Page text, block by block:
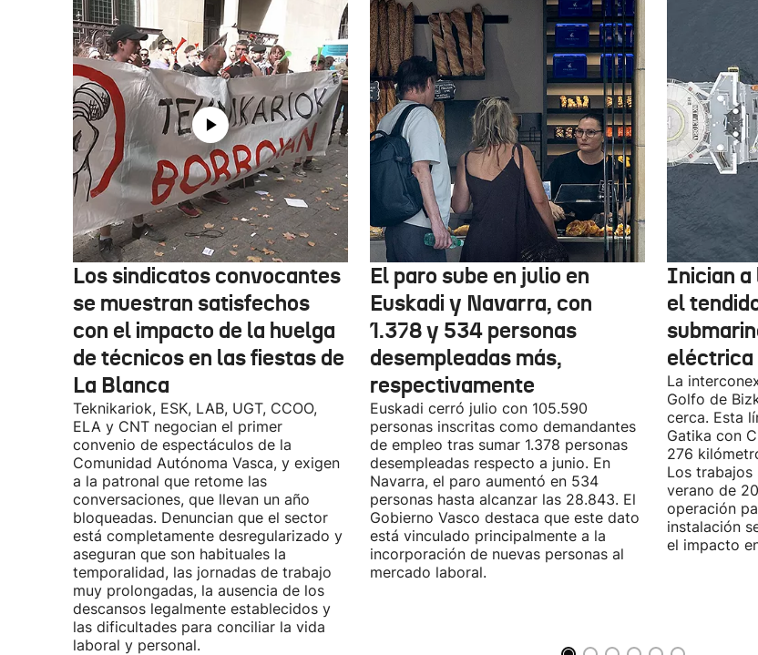
Los sindicatos convocantes
se muestran satisfechos
con el impacto de la huelga
de técnicos en las fiestas de
La Blanca
Teknikariok, ESK, LAB, UGT, CCOO,
ELA y CNT negocian el primer
convenio de espectáculos de la
Comunidad Autónoma Vasca, y exigen
a la patronal que retome las
conversaciones, que llevan un año
bloqueadas. Denuncian que el sector
está completamente desregularizado y
aseguran que son habituales la
temporalidad, las jornadas de trabajo
muy prolongadas, la ausencia de los
descansos legalmente establecidos y
las dificultades para conciliar la vida
laboral y personal.
El paro sube en julio en
Euskadi y Navarra, con
1.378 y 534 personas
desempleadas más,
respectivamente
Euskadi cerró julio con 105.590
personas inscritas como demandantes
de empleo tras sumar 1.378 personas
desempleadas respecto a junio. En
Navarra, el paro aumentó en 534
personas hasta alcanzar las 28.843. El
Gobierno Vasco destaca que este dato
está vinculado principalmente a la
incorporación de nuevas personas al
mercado laboral.
Inician a
el
eléctrica
La
Golfo de
cerca. Esta
Gatika con
276
Los trabajos
verano de
operación
instalación
el impacto